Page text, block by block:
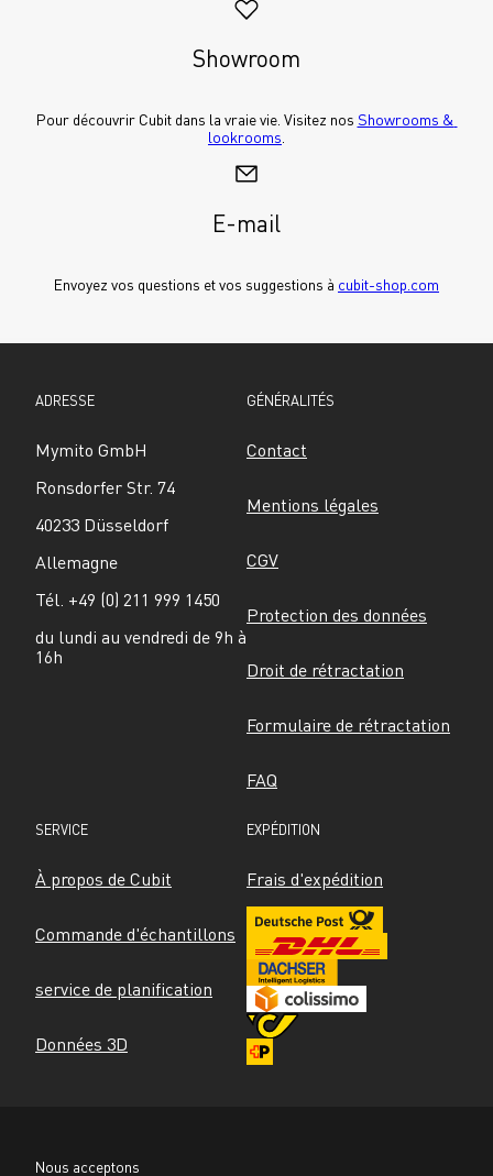
Showroom
Pour découvrir Cubit dans la vraie vie. Visitez nos Showrooms &
lookrooms
E-mail
Envoyez vos questions et vos suggestions à cubit-shop.com
ADRESSE
Mymito GmbH
Ronsdorfer Str. 74
40233 Düsseldorf
Allemagne
Tél. +49 (0) 211 999 1450
du lundi au vendredi de 9h à
16h
GÉNÉRALITÉS
Contact
Mentions légales
CGV
Protection des données
Droit de rétractation
Formulaire de rétractation
FAQ
SERVICE
À propos de Cubit
Commande d'échantillons
service de planification
Données 3D
EXPÉDITION
Frais d'expédition
Nous acceptons